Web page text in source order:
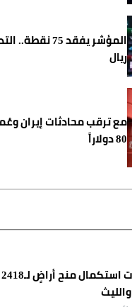
ريال
مع ترقب محادثات إيران
80 دولاراً